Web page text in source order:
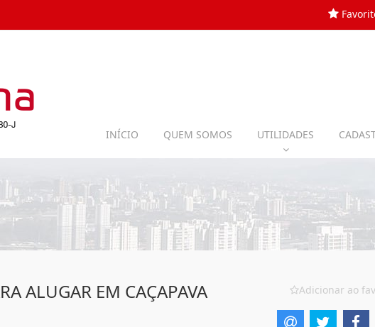
INÍCIO QUEM SOMOS UTILIDADES
ALUGAR EM CAÇAPAVA Adicionar ao